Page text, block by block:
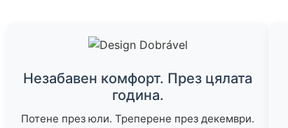
Незабавен комфорт. През цялата
година.
Потене през юли. Треперене през декември.